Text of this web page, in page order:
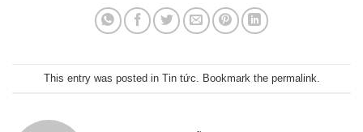
This entry was posted in Tin tức . Bookmark the permalink